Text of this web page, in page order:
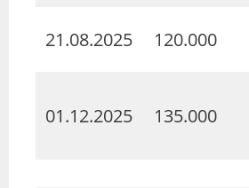
21.08.2025 120.000
01.12.2025 135.000